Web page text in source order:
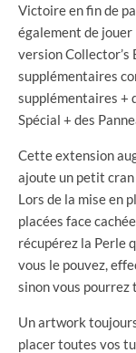
Victoire en fin de
également de
version Collector’s
supplémentaires
supplémentaires +
Spécial + des
Cette extension
ajoute un petit
Lors de la mise en
placées face
récupérez la Perle
vous le pouvez,
sinon vous
Un artwork
placer toutes vos